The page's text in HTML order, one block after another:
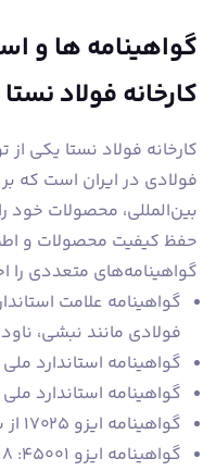
گواهینامه ها و
کارخانه فولاد نستا
کارخانه فولاد نستا یکی
فولادی در ایران است که
بین‌المللی، محصولات خود
حفظ کیفیت محصولات و
گواهینامه‌های متعددی را
گواهینامه علامت
فولادی مانند نبشی،
گواهینامه استاندارد ملی 1-13968
گواهینامه استاندارد ملی 1-4477
گواهینامه ایزو 17025 از سازمان ملی تایید صلاحیت ایران
گواهینامه ایزو 45001: 2018